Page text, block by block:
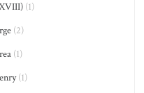
(1)
(2)
(1)
(1)